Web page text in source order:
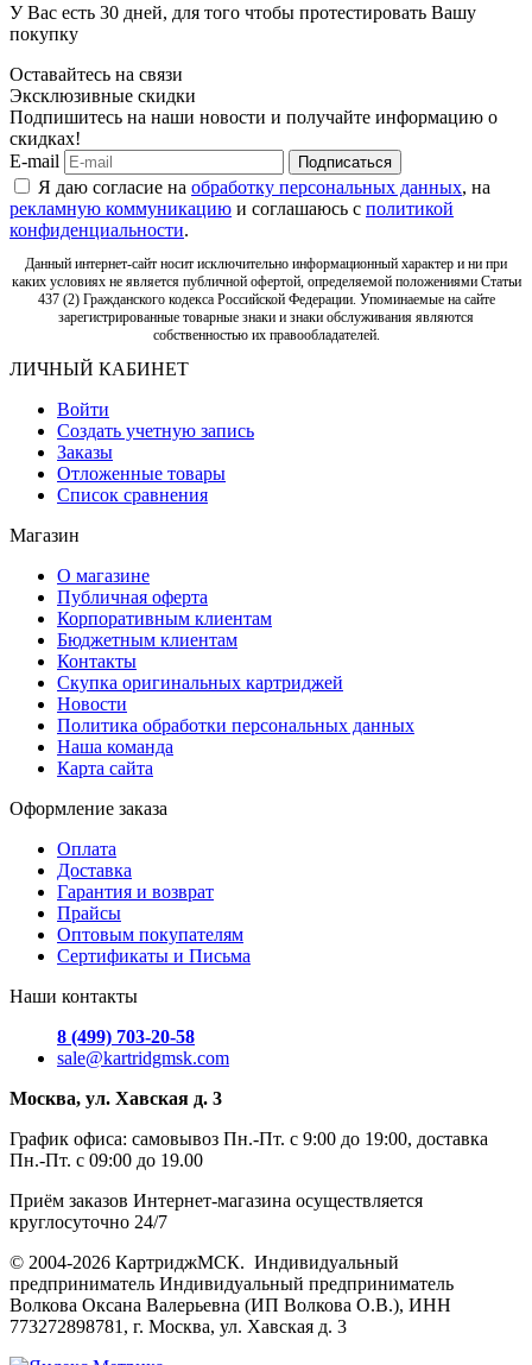
У Вас есть 30 дней, для того чтобы протестировать Вашу
покупку
Оставайтесь на связи
Эксклюзивные скидки
Подпишитесь на наши новости и получайте информацию о
скидках!
E-mail
Подписаться
Я даю согласие на обработку персональных данных, на
рекламную коммуникацию и соглашаюсь с политикой
конфиденциальности.
Данный интернет-сайт носит исключительно информационный характер и ни при
каких условиях не является публичной офертой, определяемой положениями Статьи
437 (2) Гражданского кодекса Российской Федерации. Упоминаемые на сайте
зарегистрированные товарные знаки и знаки обслуживания являются
собственностью их правообладателей.
ЛИЧНЫЙ КАБИНЕТ
Войти
Создать учетную запись
Заказы
Отложенные товары
Список сравнения
Магазин
О магазине
Публичная оферта
Корпоративным клиентам
Бюджетным клиентам
Контакты
Скупка оригинальных картриджей
Новости
Политика обработки персональных данных
Наша команда
Карта сайта
Оформление заказа
Оплата
Доставка
Гарантия и возврат
Прайсы
Оптовым покупателям
Сертификаты и Письма
Наши контакты
8 (499) 703-20-58
sale@kartridgmsk.com
Москва, ул. Хавская д. 3
График офиса: самовывоз Пн.-Пт. с 9:00 до 19:00, доставка
Пн.-Пт. с 09:00 до 19.00
Приём заказов Интернет-магазина осуществляется
круглосуточно 24/7
© 2004-2026 КартриджМСК. Индивидуальный
предприниматель Индивидуальный предприниматель
Волкова Оксана Валерьевна (ИП Волкова О.В.), ИНН
773272898781, г. Москва, ул. Хавская д. 3